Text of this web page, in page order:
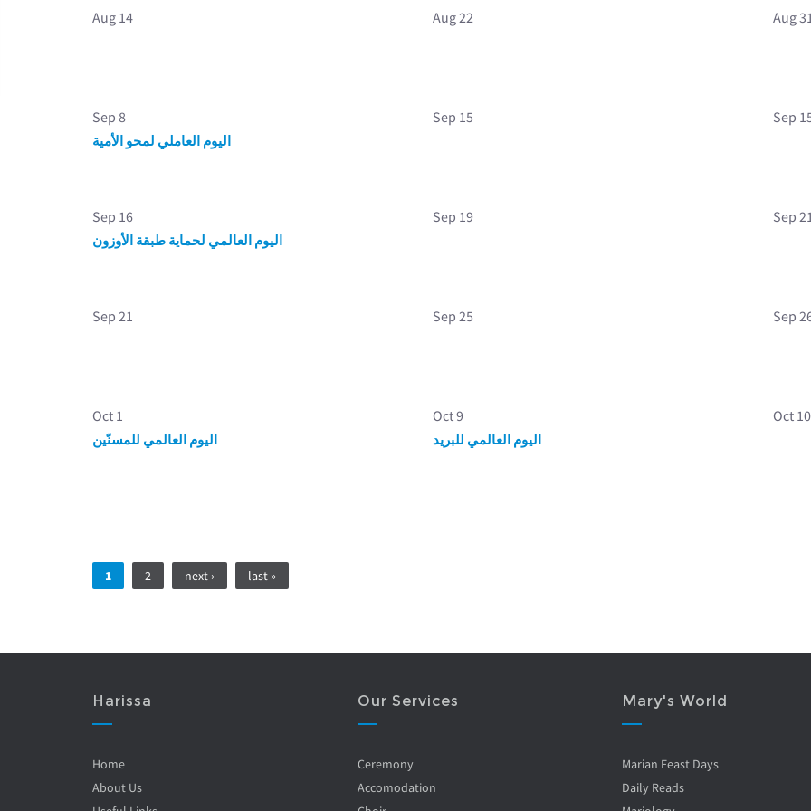
Aug 14 Aug 22 Aug
Sep 8
اليوم العاملي لمحو الأمية
Sep 15 Sep
Sep 16
اليوم العالمي لحماية طبقة الأوزون
Sep 19 Sep
Sep 21 Sep 25 Sep
Oct 1
اليوم العالمي للمسنّين
Oct 9
اليوم العالمي للبريد
Oct 10
Pages
1 2 next › last »
Harissa
Home
About Us
Our Services
Ceremony
Accomodation
Mary's World
Marian Feast Days
Daily Reads